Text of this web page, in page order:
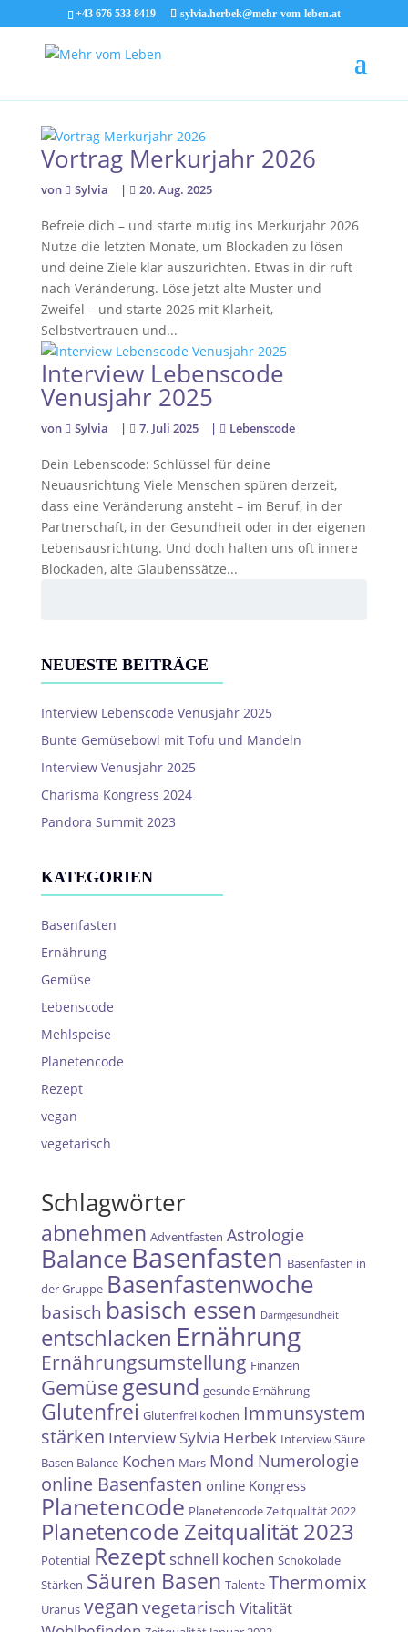
+43 676 533 8419 sylvia.herbek@mehr-vom-leben.at
Vortrag Merkurjahr 2026
von Sylvia | 20. Aug. 2025
Befreie dich – und starte mutig ins Merkurjahr 2026
Nutze die letzten Monate, um Blockaden zu lösen
und deine Ziele klar auszurichten. Etwas in dir ruft
nach Veränderung. Löse jetzt alte Muster und
Zweifel – und starte 2026 mit Klarheit,
Selbstvertrauen und...
Interview Lebenscode
Venusjahr 2025
von Sylvia | 7. Juli 2025 | Lebenscode
Dein Lebenscode: Schlüssel für deine
Neuausrichtung Viele Menschen spüren derzeit,
dass eine Veränderung ansteht – im Beruf, in der
Partnerschaft, in der Gesundheit oder in der eigenen
Lebensausrichtung. Und doch halten uns oft innere
Blockaden, alte Glaubenssätze...
NEUESTE BEITRÄGE
Interview Lebenscode Venusjahr 2025
Bunte Gemüsebowl mit Tofu und Mandeln
Interview Venusjahr 2025
Charisma Kongress 2024
Pandora Summit 2023
KATEGORIEN
Basenfasten
Ernährung
Gemüse
Lebenscode
Mehlspeise
Planetencode
Rezept
vegan
vegetarisch
Schlagwörter
abnehmen Adventfasten Astrologie
BalanceBasenfasten Basenfasten in
der Gruppe Basenfastenwoche
basisch basisch essen Darmgesundheit
entschlacken Ernährung
Ernährungsumstellung Finanzen
Gemüsegesund gesunde Ernährung
Glutenfrei Glutenfrei kochen Immunsystem
stärken Interview Sylvia Herbek Interview Säure
Basen Balance Kochen Mars Mond Numerologie
online Basenfasten online Kongress
Planetencode Planetencode Zeitqualität 2022
Planetencode Zeitqualität 2023
Potential Rezept schnell kochen Schokolade
Stärken Säuren Basen Talente Thermomix
Uranus veganvegetarisch Vitalität